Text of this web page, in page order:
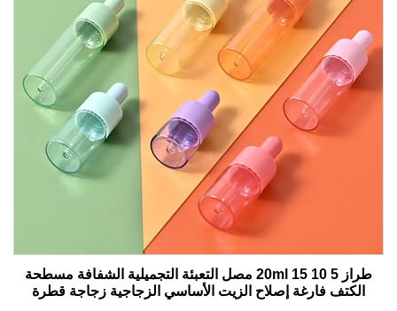
طراز 5 10 15 20ml مصل التعبئة التجميلية الشفافة مسطحة
الكتف فارغة إصلاح الزيت الأساسي الزجاجية زجاجة قطرة